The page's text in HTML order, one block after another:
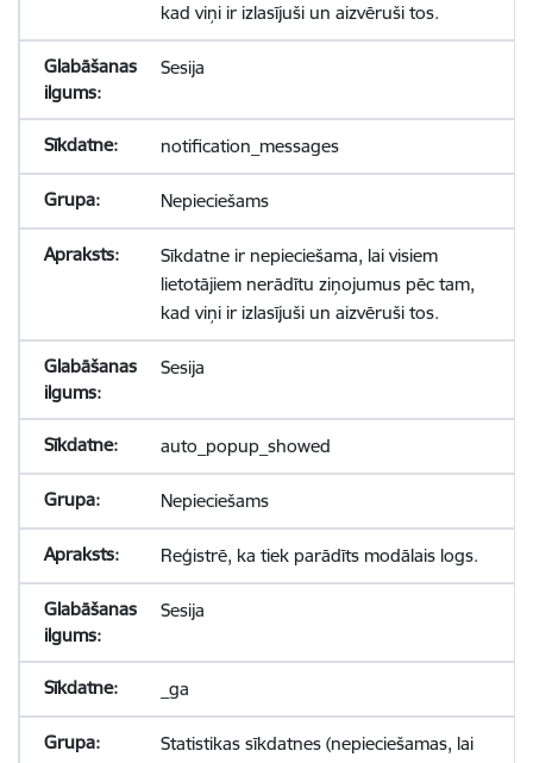
kad viņi ir izlasījuši un aizvēruši tos.
Sesija
notification_messages
Nepieciešams
Sīkdatne ir nepieciešama, lai visiem
lietotājiem nerādītu ziņojumus pēc tam,
kad viņi ir izlasījuši un aizvēruši tos.
Sesija
auto_popup_showed
Nepieciešams
Reģistrē, ka tiek parādīts modālais logs.
Sesija
_ga
Statistikas sīkdatnes (nepieciešamas, lai